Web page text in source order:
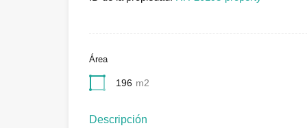
Área
196 m2
Descripción